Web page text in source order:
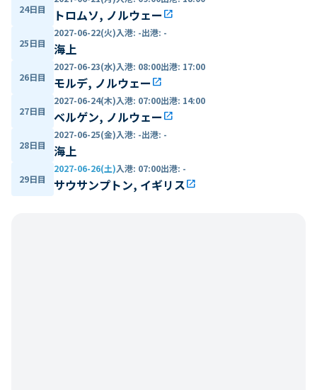
24日目 トロムソ, ノルウェー open_in_new
25日目
2027-06-22(火)入港: -出港: -
海上
26日目
2027-06-23(水)入港: 08:00出港: 17:00
モルデ, ノルウェー open_in_new
27日目
2027-06-24(木)入港: 07:00出港: 14:00
ベルゲン, ノルウェー open_in_new
28日目
2027-06-25(金)入港: -出港: -
海上
29日目
2027-06-26(土)入港: 07:00出港: -
サウサンプトン, イギリスopen_in_new